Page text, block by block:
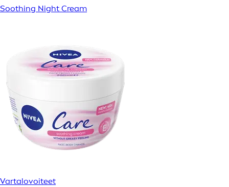
Soothing Night Cream
Vartalovoiteet